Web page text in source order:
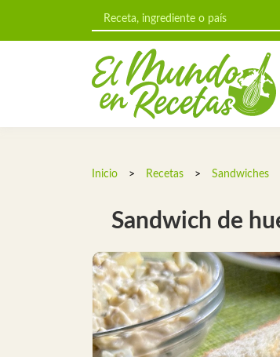
Inicio > Recetas > Sandwiches
Sandwich de